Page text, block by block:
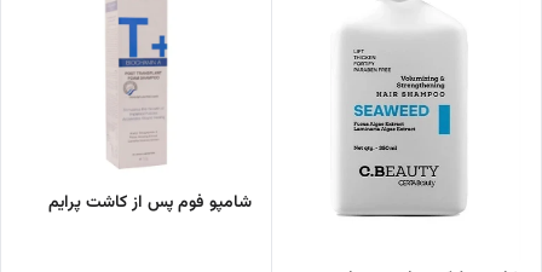
شامپو فوم پس از کاشت پرایم